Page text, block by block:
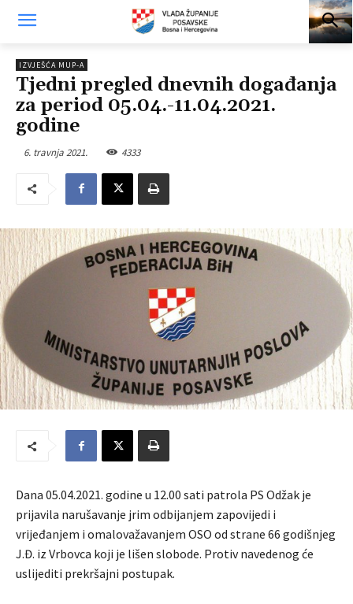
IZVJEŠĆA MUP-A
Tjedni pregled dnevnih događanja
za period 05.04.-11.04.2021.
godine
6. travnja 2021. 4333
Dana 05.04.2021. godine u 12.00 sati patrola PS Odžak je
prijavila narušavanje jrim odbijanjem zapovijedi i
vrijeđanjem i omalovažavanjem OSO od strane 66 godišnjeg
J.Đ. iz Vrbovca koji je lišen slobode. Protiv navedenog će
uslijediti prekršajni postupak.